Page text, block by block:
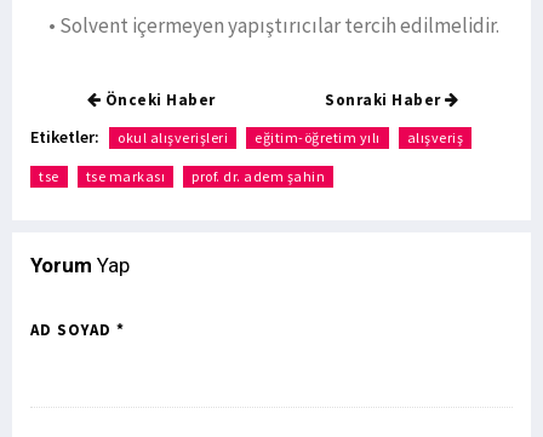
• Solvent içermeyen yapıştırıcılar tercih edilmelidir.
Önceki Haber Sonraki Haber
Etiketler: okul alışverişleri eğitim-öğretim yılı alışveriş
tse tse markası prof. dr. adem şahin
Yorum Yap
AD SOYAD *